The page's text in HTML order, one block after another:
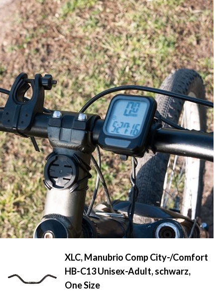
XLC, Manubrio Comp City-/Comfort
HB-C13 Unisex-Adult, schwarz,
One Size